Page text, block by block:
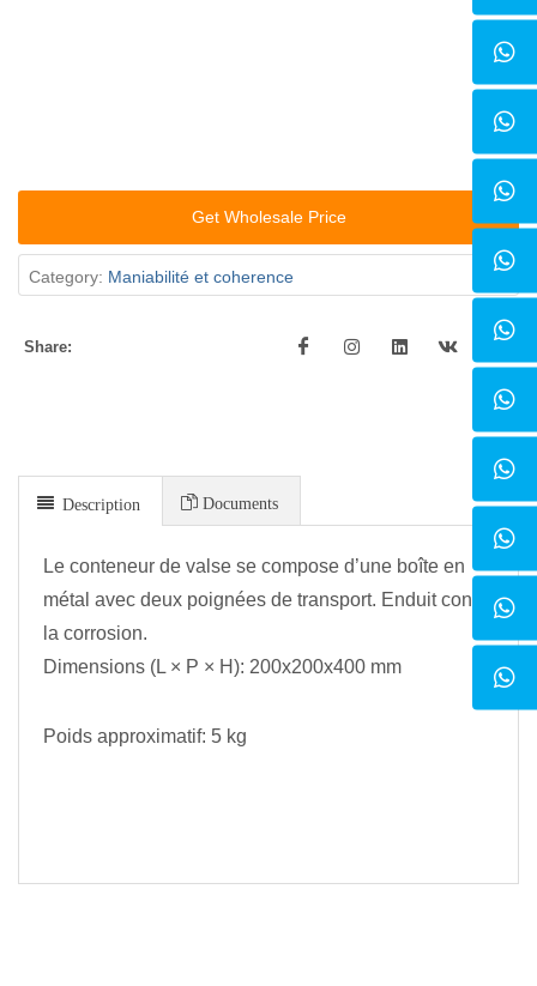
Get Wholesale Price
Category: Maniabilité et coherence
Share:
Description Documents
Le conteneur de valse se compose d’une boîte en
métal avec deux poignées de transport. Enduit contre
la corrosion.
Dimensions (L × P × H): 200x200x400 mm
Poids approximatif: 5 kg